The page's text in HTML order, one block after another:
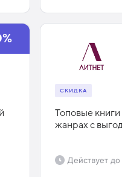
СКИДКА
Топовые
жанрах с
Действует до